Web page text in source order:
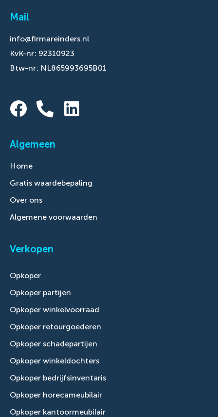
Mail
info@firmareinders.nl
KvK-nr: 92310923
Btw-nr: NL865993695B01
Algemeen
Home
Gratis waardebepaling
Over ons
Algemene voorwaarden
Verkopen
Opkoper
Opkoper partijen
Opkoper winkelvoorraad
Opkoper retourgoederen
Opkoper schadepartijen
Opkoper winkeldochters
Opkoper bedrijfsinventaris
Opkoper horecameubilair
Opkoper kantoormeubilair